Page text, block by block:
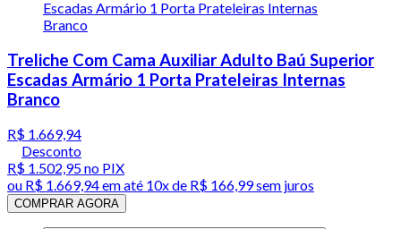
Treliche Com Cama Auxiliar Adulto Baú Superior
Escadas Armário 1 Porta Prateleiras Internas
Branco
R$ 1.669,94
Desconto
R$ 1.502,95no PIX
ou R$ 1.669,94em até 10x de R$ 166,99 sem juros
COMPRAR AGORA